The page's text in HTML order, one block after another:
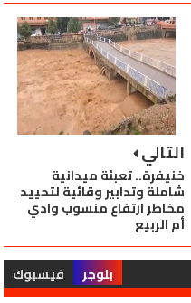
التالي
خنيفرة.. تعبئة ميدانية
شاملة وتدابير وقائية لتحييد
مخاطر ارتفاع منسوب وادي
أم الربيع
بلوجر فيسبوك